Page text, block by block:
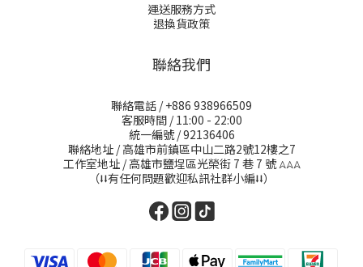
運送服務方式
退換貨政策
聯絡我們
聯絡電話 / +886 938966509
客服時間 / 11:00 - 22:00
統一編號 / 92136406
聯絡地址 / 高雄市前鎮區中山二路2號12樓之7
工作室地址 / 高雄市鹽埕區光榮街 7 巷 7 號𖤂𖤂𖤂
（⭣⭣有任何問題歡迎私訊社群小編⭣⭣）